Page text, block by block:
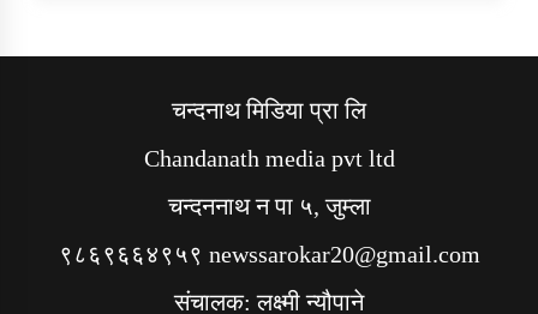
चन्दनाथ मिडिया प्रा लि
Chandanath media pvt ltd
चन्दननाथ न पा ५, जुम्ला
९८६९६६४९५९ newssarokar20@gmail.com
संचालक: लक्ष्मी न्यौपाने